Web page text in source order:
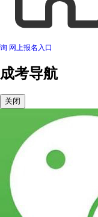
询 网上报名入口
成考导航
关闭